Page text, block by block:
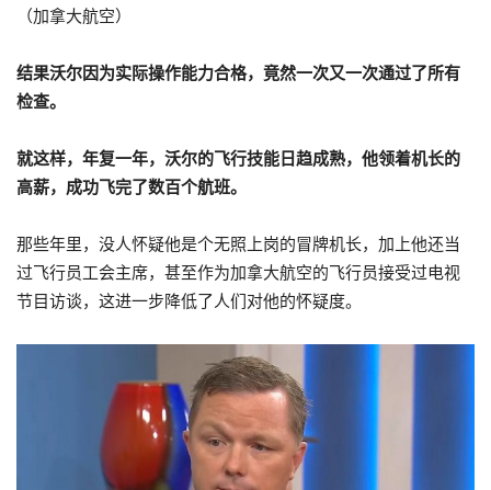
（加拿大航空）
结果沃尔因为实际操作能力合格，竟然一次又一次通过了所有
检查。
就这样，年复一年，沃尔的飞行技能日趋成熟，他领着机长的
高薪，成功飞完了数百个航班。
那些年里，没人怀疑他是个无照上岗的冒牌机长，加上他还当
过飞行员工会主席，甚至作为加拿大航空的飞行员接受过电视
节目访谈，这进一步降低了人们对他的怀疑度。